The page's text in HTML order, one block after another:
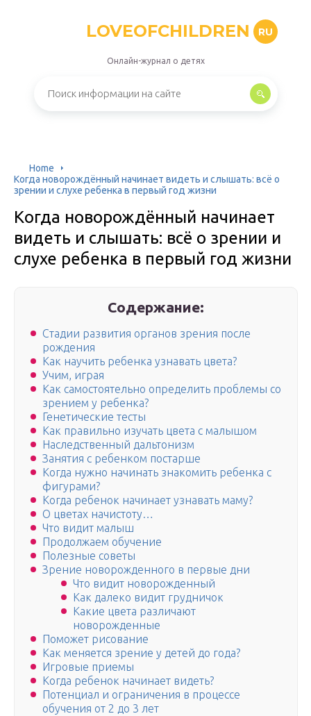
LOVEOFCHILDREN RU
Онлайн-журнал о детях
Home
Когда новорождённый начинает видеть и слышать: всё о
зрении и слухе ребенка в первый год жизни
Когда новорождённый начинает
видеть и слышать: всё о зрении и
слухе ребенка в первый год жизни
Содержание:
Стадии развития органов зрения после
рождения
Как научить ребенка узнавать цвета?
Учим, играя
Как самостоятельно определить проблемы со
зрением у ребенка?
Генетические тесты
Как правильно изучать цвета с малышом
Наследственный дальтонизм
Занятия с ребенком постарше
Когда нужно начинать знакомить ребенка с
фигурами?
Когда ребенок начинает узнавать маму?
О цветах начистоту…
Что видит малыш
Продолжаем обучение
Полезные советы
Зрение новорожденного в первые дни
Что видит новорожденный
Как далеко видит грудничок
Какие цвета различают
новорожденные
Поможет рисование
Как меняется зрение у детей до года?
Игровые приемы
Когда ребенок начинает видеть?
Потенциал и ограничения в процессе
обучения от 2 до 3 лет